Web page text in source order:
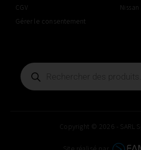
CGV
Gérer le consentement
Nissan
Copyright © 2026 - SARL